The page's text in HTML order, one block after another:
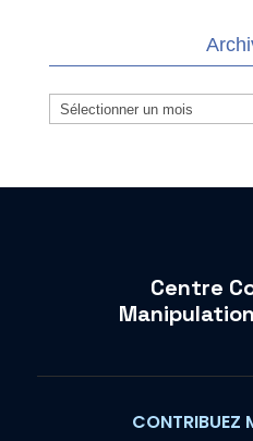
Archives
Centre
CONTRIBUEZ